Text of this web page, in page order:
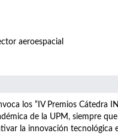
aeroespacial
los “IV Premios Cátedra
de la UPM, siempre
la innovación tecnológica